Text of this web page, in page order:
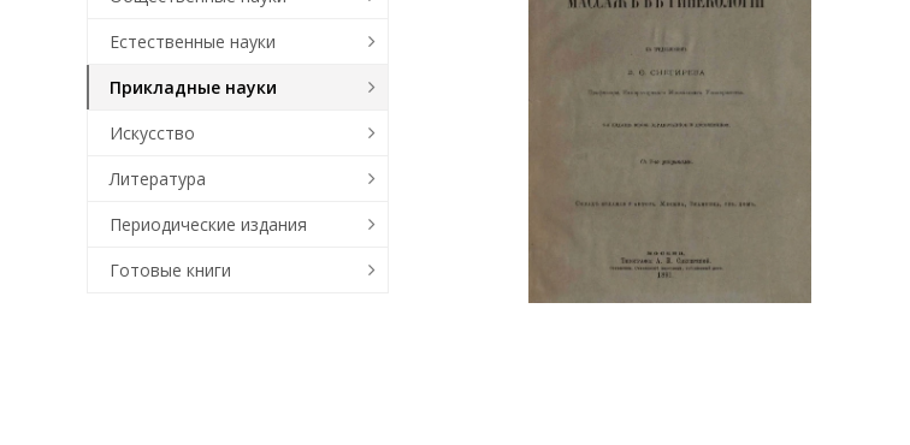
Естественные науки
Прикладные науки
Искусство
Литература
Периодические издания
Готовые книги